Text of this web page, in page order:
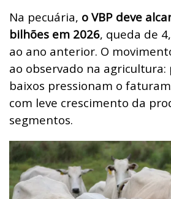
Na pecuária, o VBP deve
bilhões em 2026, queda de
ao ano anterior. O
ao observado na agricultura:
baixos pressionam o
com leve crescimento da
segmentos.